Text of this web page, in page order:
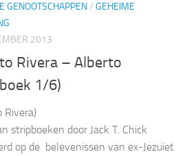
GENOOTSCHAPPEN/ GEHEIME
2013
Rivera – Alberto
1/6)
Rivera)
stripboeken door Jack T. Chick
op de belevenissen van ex-Jezuïet